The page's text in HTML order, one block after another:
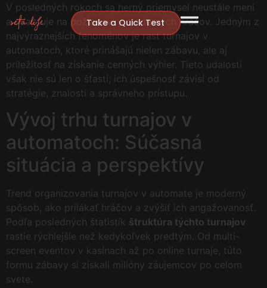
Take a Quick Test
V posledných rokoch sa herný priemysel neustále mení
a adaptuje na požiadavky moderných hráčov. Jedným z
najvýraznejších fenoménov je rast turnajov v
automatoch, ktoré prinášajú nielen zábavu, ale aj
príležitosť na získanie cenných výhier. Tieto udalosti
však nie sú len o šťastí; ich úspešnosť závisí od
stratégie, znalostí a správneho prístupu.
Vývoj trhu turnajov v
automatoch: Súčasná
situácia a perspektívy
Trend organizovania turnajov v automate je moderný
spôsob, ako prilákať hráčov a zvýšiť ich angažovanosť.
Podľa posledných štatistík štruktúra týchto turnajov
rastie rýchlejšie než kedykoľvek predtým. Od multi-
screen eventov v kasínach až po online turnaje, túto
formu zábavy si získali milióny záujemcov po celom
svete.